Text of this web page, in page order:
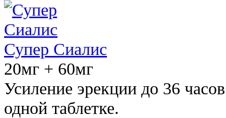
Супер Сиалис
20мг + 60мг
Усиление эрекции до 36
одной таблетке.